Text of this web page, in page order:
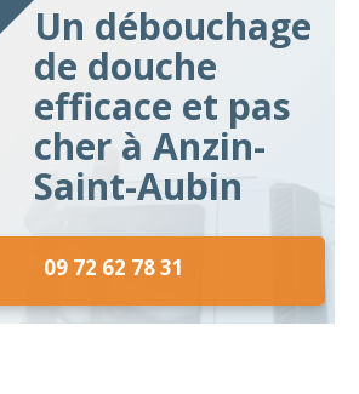
Un débouchage
de douche
efficace et pas
cher à Anzin-
Saint-Aubin
09 72 62 78 31